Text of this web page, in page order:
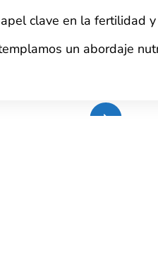
clave en la fertilidad
un abordaje